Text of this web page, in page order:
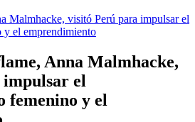
Malmhacke, visitó Perú para impulsar el
y el emprendimiento
Anna Malmhacke,
el
femenino y el